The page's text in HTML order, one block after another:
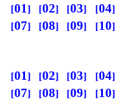
01 02 03 04
07
08 09 10
01 02 03 04
07
08 09 10